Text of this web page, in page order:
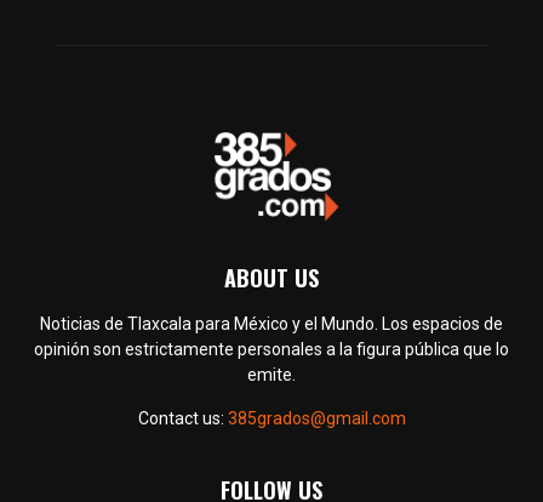
ABOUT US
Noticias de Tlaxcala para México y el Mundo. Los espacios de
opinión son estrictamente personales a la figura pública que lo
emite.
Contact us: 385grados@gmail.com
FOLLOW US